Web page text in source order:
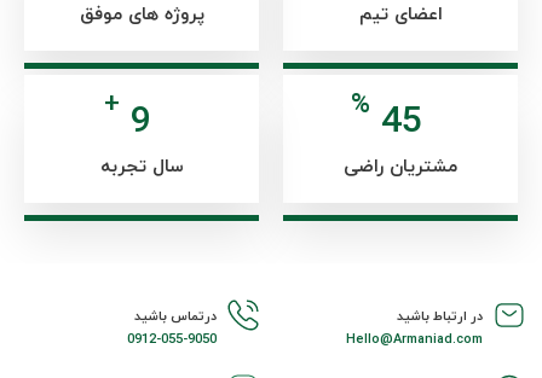
اعضای تیم پروژه های موفق
54
%
مشتریان راضی
11
+
سال تجربه
در ارتباط باشید
Hello@Armaniad.com
درتماس باشید
0912-055-9050